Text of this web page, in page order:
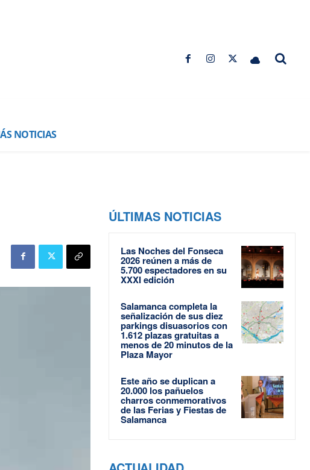
NOTICIAS
ÚLTIMAS NOTICIAS
Las Noches del Fonseca
2026 reúnen a más de
5.700 espectadores en su
XXXI edición
Salamanca completa la
señalización de sus diez
parkings disuasorios con
1.612 plazas gratuitas a
menos de 20 minutos de la
Plaza Mayor
Este año se duplican a
20.000 los pañuelos
charros conmemorativos
de las Ferias y Fiestas de
Salamanca